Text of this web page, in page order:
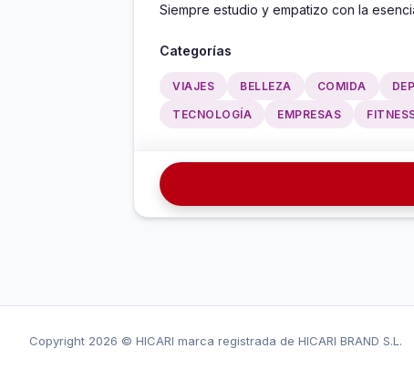
Siempre estudio y empatizo con la
Categorías
VIAJES BELLEZA COMIDA
TECNOLOGÍA EMPRESAS
Copyright 2026 © HICARI marca registrada de HICARI BRAND S.L.